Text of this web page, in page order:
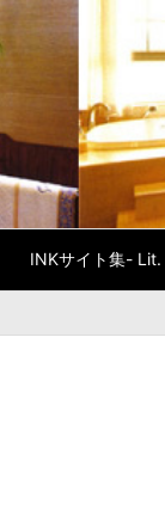
INKサイト集-